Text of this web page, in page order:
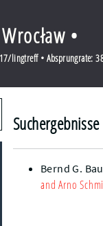
•
lingtreff • Absprungrate:
Bernd G.
and Arno